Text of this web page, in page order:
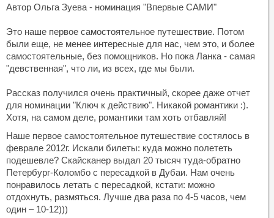
Автор Ольга Зуева - номинация "Впервые САМИ"
Это наше первое самостоятельное путешествие. Потом
были еще, не менее интересные для нас, чем это, и более
самостоятельные, без помощников. Но пока Ланка - самая
"девственная", что ли, из всех, где мы были.
Рассказ получился очень практичный, скорее даже отчет
для номинации "Ключ к действию". Никакой романтики :).
Хотя, на самом деле, романтики там хоть отбавляй!
Наше первое самостоятельное путешествие состялось в
феврале 2012г. Искали билеты: куда можно полететь
подешевле? Скайсканер выдал 20 тысяч туда-обратно
Петербург-Коломбо c пересадкой в Дубаи. Нам очень
понравилось летать с пересадкой, кстати: можно
отдохнуть, размяться. Лучше два раза по 4-5 часов, чем
один – 10-12)))